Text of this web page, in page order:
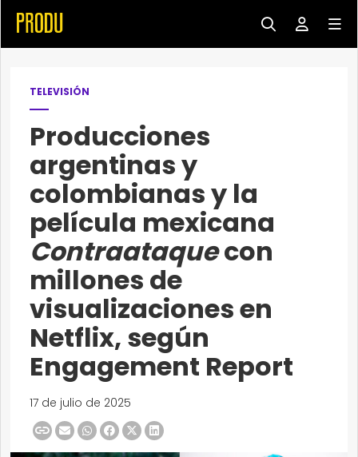
TELEVISIÓN
Producciones
argentinas y
colombianas y la
película mexicana
Contraataquecon
millones de
visualizaciones en
Netflix, según
Engagement Report
17 de julio de 2025